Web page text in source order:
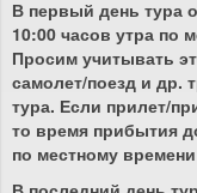
В первый день тура
10:00 часов утра по
Просим учитывать
самолет/поезд и др.
тура. Если прилет/
то время прибытия
по местному